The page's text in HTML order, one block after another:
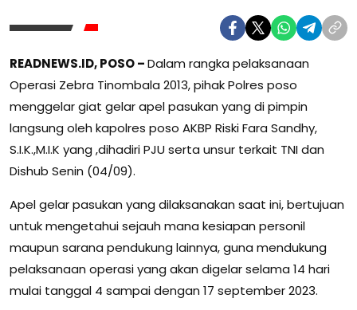
READNEWS.ID, POSO –Dalam rangka pelaksanaan
Operasi Zebra Tinombala 2013, pihak Polres poso
menggelar giat gelar apel pasukan yang di pimpin
langsung oleh kapolres poso AKBP Riski Fara Sandhy,
S.I.K.,M.I.K yang ,dihadiri PJU serta unsur terkait TNI dan
Dishub Senin (04/09).
Apel gelar pasukan yang dilaksanakan saat ini, bertujuan
untuk mengetahui sejauh mana kesiapan personil
maupun sarana pendukung lainnya, guna mendukung
pelaksanaan operasi yang akan digelar selama 14 hari
mulai tanggal 4 sampai dengan 17 september 2023.